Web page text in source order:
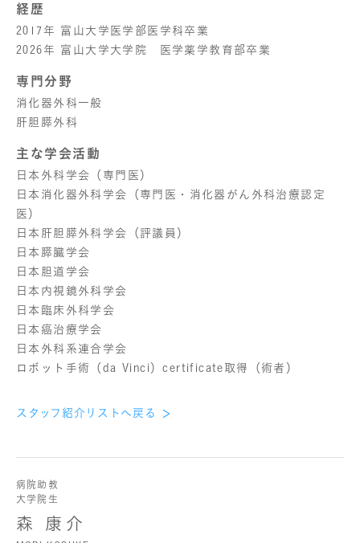
経歴
2017年 富山大学医学部医学科卒業
2026年 富山大学大学院 医学薬学教育部卒業
専門分野
消化器外科一般
肝胆膵外科
主な学会活動
日本外科学会（専門医）
日本消化器外科学会（専門医・消化器がん外科治療認定
医）
日本肝胆膵外科学会（評議員）
日本膵臓学会
日本胆道学会
日本内視鏡外科学会
日本臨床外科学会
日本癌治療学会
日本外科系連合学会
ロボット手術（da Vinci）certificate取得（術者）
スタッフ紹介リストへ戻る
病院助教
大学院生
森 康介